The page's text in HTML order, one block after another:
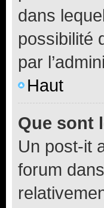
dans
possibilité
par
Haut
Que sont
Un post-it
forum